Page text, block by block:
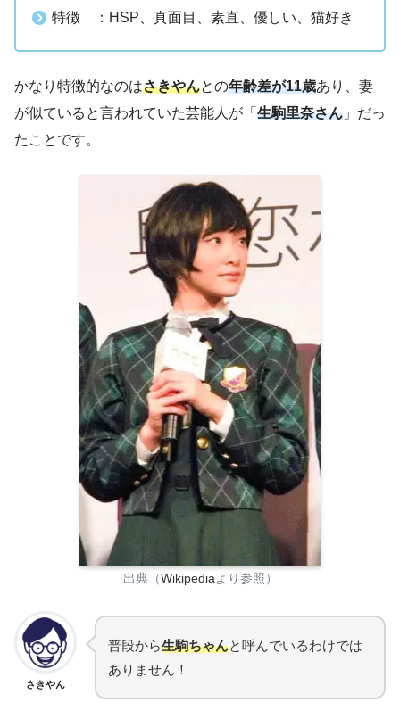
特徴 ：HSP、真面目、素直、優しい、猫好き
かなり特徴的なのはさきやんとの年齢差が11歳あり、妻
が似ていると言われていた芸能人が「 生駒里奈さん 」だっ
たことです。
出典（Wikipediaより参照）
さきやん
普段から生駒ちゃんと呼んでいるわけでは
ありません！